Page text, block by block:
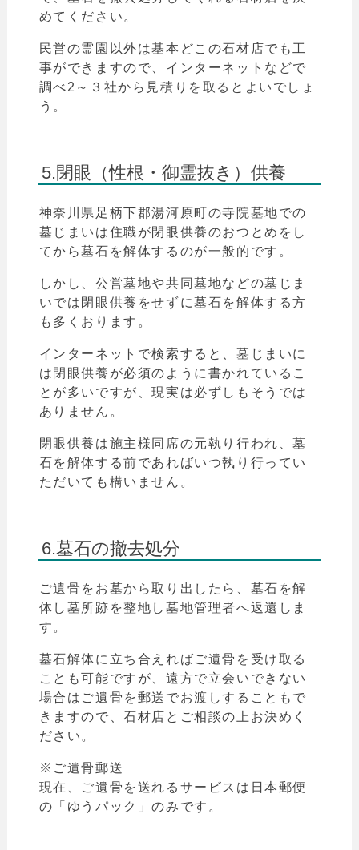
めてください。
民営の霊園以外は基本どこの石材店でも工
事ができますので、インターネットなどで
調べ2～３社から見積りを取るとよいでしょ
う。
5.閉眼（性根・御霊抜き）供養
神奈川県 足柄下郡湯河原町の寺院墓地での
墓じまいは住職が閉眼供養のおつとめをし
てから墓石を解体するのが一般的です。
しかし、公営墓地や共同墓地などの墓じま
いでは 閉眼供養をせずに墓石を解体する方
も多くおります。
インターネットで検索すると、墓じまいに
は閉眼供養が必須のように書かれているこ
とが多いですが、現実は必ずしもそうでは
ありません。
閉眼供養は施主様同席の元執り行われ、墓
石を解体する前であればいつ執り行ってい
ただいても構いません。
6.墓石の撤去処分
ご遺骨をお墓から取り出したら、墓石を解
体し墓所跡を整地し墓地管理者へ返還しま
す。
墓石解体に立ち合えればご遺骨を受け取る
ことも可能ですが、遠方で立会いできない
場合はご遺骨を郵送でお渡しすることもで
きますので、石材店とご相談の上お決めく
ださい。
※ご遺骨郵送
現在、ご遺骨を送れるサービスは日本郵便
の「 ゆうパック 」のみです。